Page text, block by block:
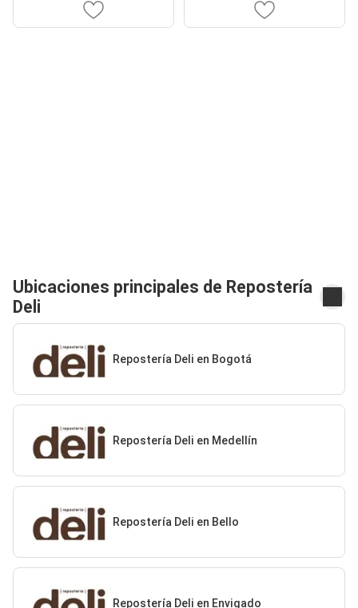
Ubicaciones principales de Repostería
Deli
Repostería Deli en Bogotá
Repostería Deli en Medellín
Repostería Deli en Bello
Repostería Deli en Envigado